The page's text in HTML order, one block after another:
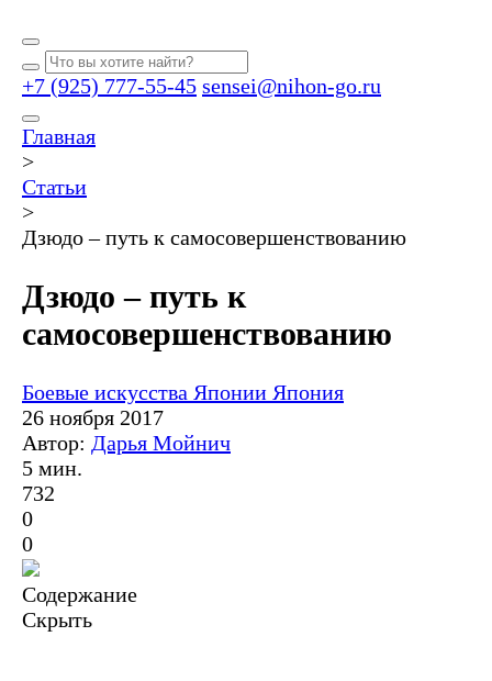
+7 (925) 777-55-45 sensei@nihon-go.ru
Главная
>
Статьи
>
Дзюдо – путь к самосовершенствованию
Дзюдо – путь к
самосовершенствованию
Боевые искусства Японии Япония
26 ноября 2017
Автор: Дарья Мойнич
5 мин.
732
0
0
Содержание
Скрыть